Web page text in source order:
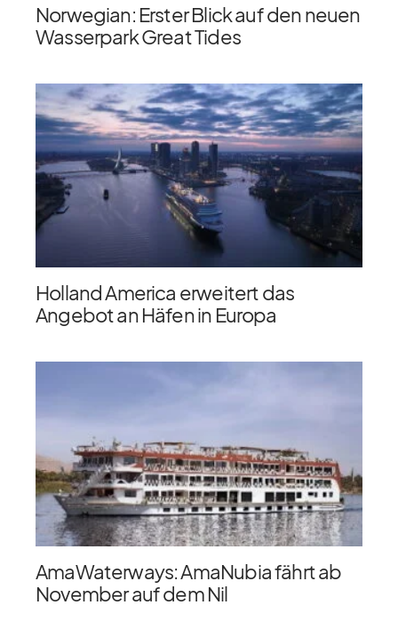
Norwegian: Erster Blick auf den neuen
Wasserpark Great Tides
Holland America erweitert das
Angebot an Häfen in Europa
AmaWaterways: AmaNubia fährt ab
November auf dem Nil